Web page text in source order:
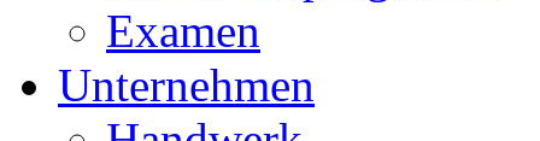
Examen
Unternehmen